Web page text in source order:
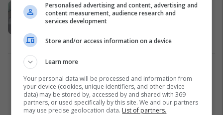
RMV: Situata me Covid-19 në vitin
2022 është stabilizuar pjesërisht,
Maqedonia e Veriut 31/12/2022
Personalised advertising and content, advertising and
content measurement, audience research and
services development
Store and/or access information on a device
Learn more
Your personal data will be processed and information from
your device (cookies, unique identifiers, and other device
data) may be stored by, accessed by and shared with 369
partners, or used specifically by this site. We and our partners
may use precise geolocation data. List of partners.